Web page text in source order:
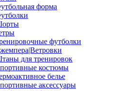
форма
футболки
для тренировок
костюмы
белье
аксессуары